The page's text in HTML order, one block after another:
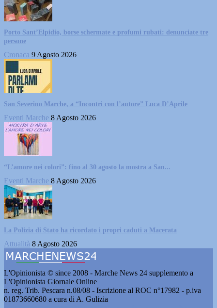
Porto Sant’Elpidio, borse schermate e profumi rubati: denunciate tre
persone
Cronaca 9 Agosto 2026
San Severino Marche, a “Incontri con l’autore” Luca D’Aprile
Eventi Marche 8 Agosto 2026
“L’amore nei colori”: fino al 30 agosto la mostra a San...
Eventi Marche 8 Agosto 2026
La Polizia di Stato ha ricordato i propri caduti a Macerata
Attualità 8 Agosto 2026
L'Opinionista © since 2008 - Marche News 24 supplemento a
L'Opinionista Giornale Online
n. reg. Trib. Pescara n.08/08 - Iscrizione al ROC n°17982 - p.iva
01873660680 a cura di A. Gulizia